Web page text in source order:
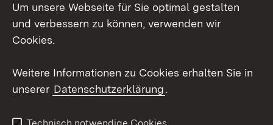
Social Wall
Youtube
Kontakt
Datenschutz
Um unsere Webseite für Sie optimal gestalten
und verbessern zu können, verwenden wir
Cookies.
Weitere Informationen zu Cookies erhalten Sie in
unserer Datenschutzerklärung.